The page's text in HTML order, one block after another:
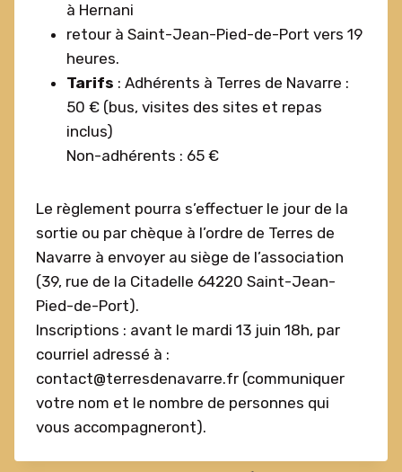
à Hernani
retour à Saint-Jean-Pied-de-Port vers 19
heures.
Tarifs : Adhérents à Terres de Navarre :
50 € (bus, visites des sites et repas
inclus)
Non-adhérents : 65 €
Le règlement pourra s’effectuer le jour de la
sortie ou par chèque à l’ordre de Terres de
Navarre à envoyer au siège de l’association
(39, rue de la Citadelle 64220 Saint-Jean-
Pied-de-Port).
Inscriptions : avant le mardi 13 juin 18h, par
courriel adressé à :
contact@terresdenavarre.fr (communiquer
votre nom et le nombre de personnes qui
vous accompagneront).